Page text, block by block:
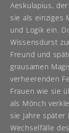
Aeskulapius,
sie als einziges
und Logik ein.
Wissensdurst
Freund und
grausamen
verheerenden
Frauen wie sie
als Mönch
sie Jahre später
Wechselfälle